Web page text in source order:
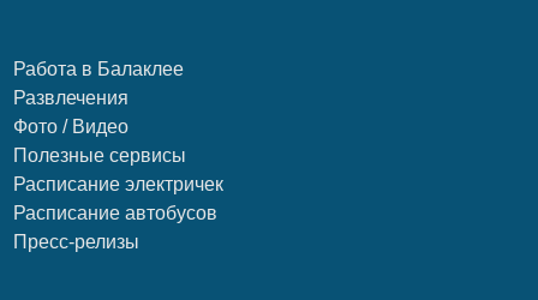
Работа в Балаклее
Развлечения
Фото / Видео
Полезные сервисы
Расписание электричек
Расписание автобусов
Пресс-релизы